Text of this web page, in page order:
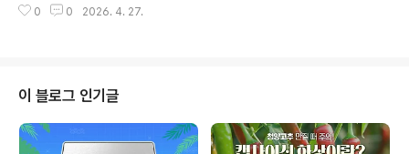
다. 마치 그 집안의 가풍처럼 몸에 밴 '지극 정성'은 하루아
실적인 디테일을 잘 살려 주셔서 진행이 원활했습니다” 여
누구에게나 있는 인정욕구이고 본능입니다. 성과를 내는
데 내가 많이 기여했고, 그럼 인정도 내가 받아야 한다는 생
각, 너무 자연스럽다는 얘기죠. 그래서 우리는 무의식적으
로 내 기여는 가능한 적극적으로 드러내지만 다른 사람의
0 0 2026. 4. 27.
이 블로그 인기글